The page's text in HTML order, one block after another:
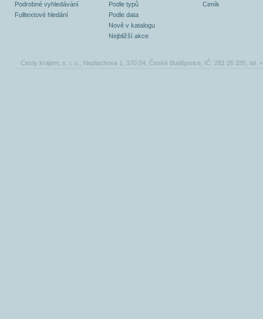
Podrobné vyhledávání
Fulltextové hledání
Podle typů
Podle data
Nově v katalogu
Nejbližší akce
Ceník
Cesty krajem, s. r. o., Neplachova 1, 370 04, České Budějovice, IČ: 281 26 335, tel.